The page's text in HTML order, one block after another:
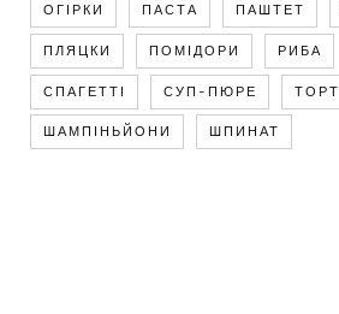
ОГІРКИ ПАСТА ПАШТЕТ
ПЛЯЦКИ ПОМІДОРИ РИБА
СПАГЕТТІ СУП-ПЮРЕ ТОРТ
ШАМПІНЬЙОНИ ШПИНАТ